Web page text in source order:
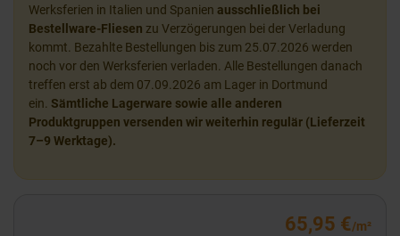
Werksferien in Italien und Spanien ausschließlich bei
Bestellware-Fliesen zu Verzögerungen bei der Verladung
kommt. Bezahlte Bestellungen bis zum 25.07.2026 werden
noch vor den Werksferien verladen. Alle Bestellungen danach
treffen erst ab dem 07.09.2026 am Lager in Dortmund
ein. Sämtliche Lagerware sowie alle anderen
Produktgruppen versenden wir weiterhin regulär (Lieferzeit
7–9 Werktage).
65,95 €/m²